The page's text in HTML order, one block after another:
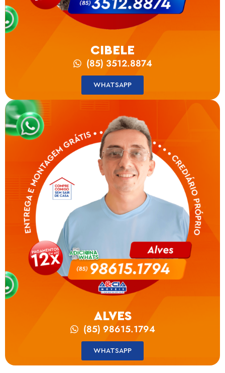
CIBELE
(85) 3512.8874
WHATSAPP
ALVES
(85) 98615.1794
WHATSAPP